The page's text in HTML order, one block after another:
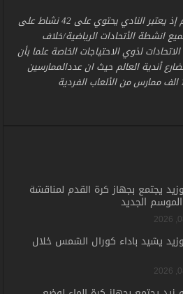
ويتميز النادي بحجم نشاط ضخم إذ يعتبر النادي يحتوي على 42 نشاط على
انشطة الأتحادات الرياضية/خلاف
لذوي الاحتياجات الخاصة علما بأن
أندية العالم حيث ان عددالممارسين
لرياضة المدارس حوالي 15000 الف ممارس من الألعاب الفردية
يجتمع بجهاز كرة القدم لمناقشة
الجديد
يشيد بأداء كورال الشمس خلال